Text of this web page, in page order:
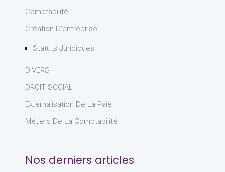
Comptabilité
Création D'entreprise
Statuts Juridiques
DIVERS
DROIT SOCIAL
Externalisation De La Paie
Métiers De La Comptabilité
Nos derniers articles